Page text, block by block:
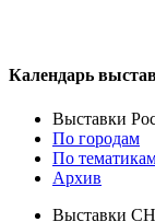
Календарь
Выставки
По городам
По
Архив
Выставки